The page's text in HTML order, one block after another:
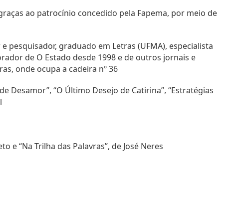
ao patrocínio concedido pela Fapema, por meio de
pesquisador, graduado em Letras (UFMA), especialista
de O Estado desde 1998 e de outros jornais e
onde ocupa a cadeira nº 36
Desamor”, “O Último Desejo de Catirina”, “Estratégias
e “Na Trilha das Palavras”, de José Neres